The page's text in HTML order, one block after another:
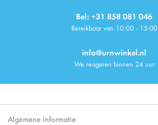
Bel: +31 858 081 046
Bereikbaar van 10:00 - 15:00
info@urnwinkel.nl
We reageren binnen 24 uur
Algemene informatie